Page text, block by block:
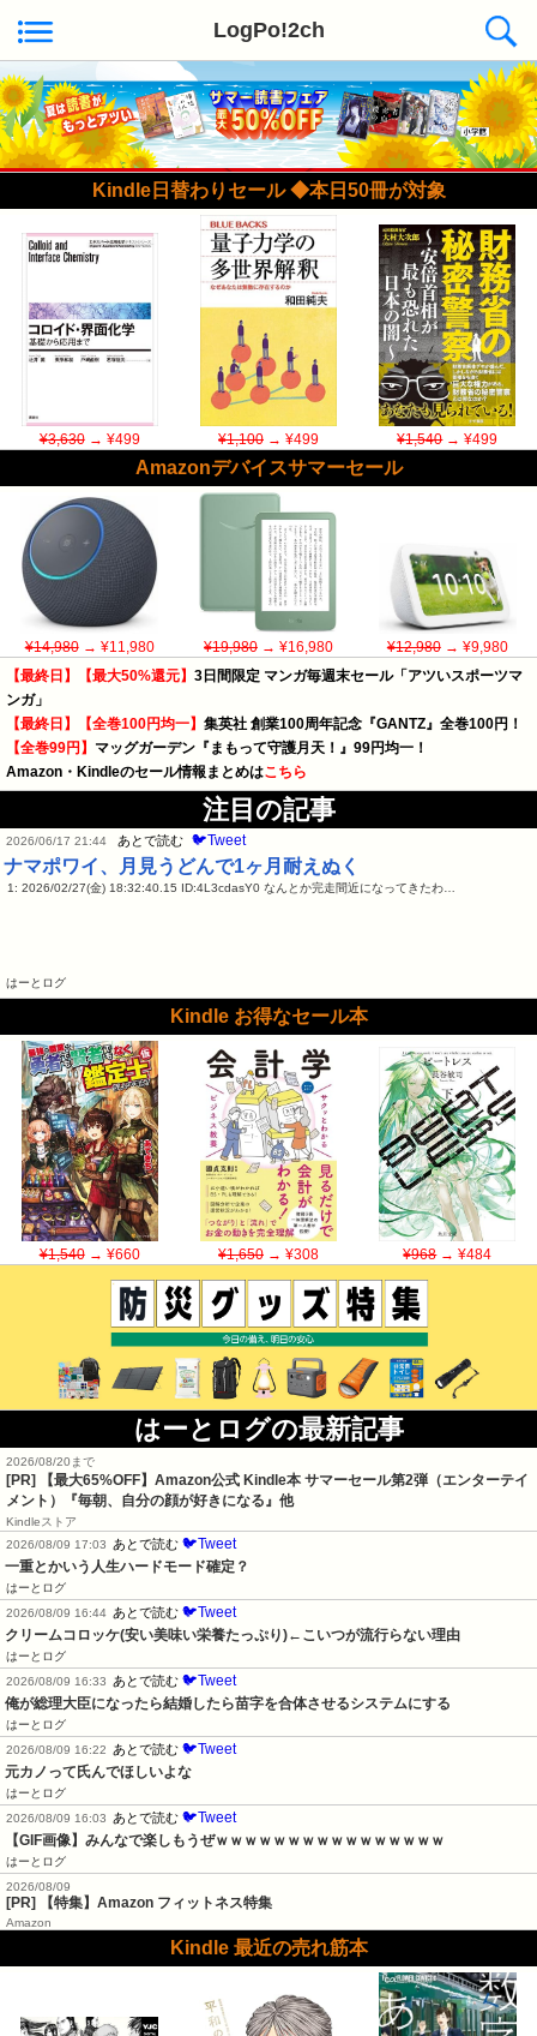
LogPo!2ch
Kindle日替わりセール ◆本日50冊が対象
¥3,630→ ¥499 ¥1,100→ ¥499 ¥1,540→ ¥499
Amazonデバイスサマーセール
¥14,980→ ¥11,980 ¥19,980→ ¥16,980 ¥12,980→ ¥9,980
【最終日】【最大50%還元】 3日間限定 マンガ毎週末セール「アツいスポーツマ
ンガ」
【最終日】【全巻100円均一】 集英社 創業100周年記念『GANTZ』全巻100円！
【全巻99円】 マッグガーデン『まもって守護月天！』99円均一！
Amazon・Kindleのセール情報まとめはこちら
注目の記事
2026/06/17 21:44 あとで読む 🐦Tweet
ナマポワイ、月見うどんで1ヶ月耐えぬく
1: 2026/02/27(金) 18:32:40.15 ID:4L3cdasY0 なんとか完走間近になってきたわ…
はーとログ
Kindle お得なセール本
¥1,540→ ¥660 ¥1,650→ ¥308 ¥968→ ¥484
はーとログの最新記事
2026/08/20まで
[PR]
【最大65%OFF】Amazon公式 Kindle本 サマーセール第2弾（エンターテイ
メント）『毎朝、自分の顔が好きになる』他
Kindleストア
2026/08/09 17:03
あとで読む 🐦Tweet
一重とかいう人生ハードモード確定？
はーとログ
2026/08/09 16:44 あとで読む 🐦Tweet
クリームコロッケ(安い美味い栄養たっぷり)←こいつが流行らない理由
はーとログ
2026/08/09 16:33
あとで読む 🐦Tweet
俺が総理大臣になったら結婚したら苗字を合体させるシステムにする
はーとログ
2026/08/09 16:22
あとで読む 🐦Tweet
元カノって氏んでほしいよな
はーとログ
2026/08/09 16:03
あとで読む 🐦Tweet
【GIF画像】みんなで楽しもうぜｗｗｗｗｗｗｗｗｗｗｗｗｗｗｗｗ
はーとログ
2026/08/09
[PR] 【特集】Amazon フィットネス特集
Amazon
Kindle 最近の売れ筋本